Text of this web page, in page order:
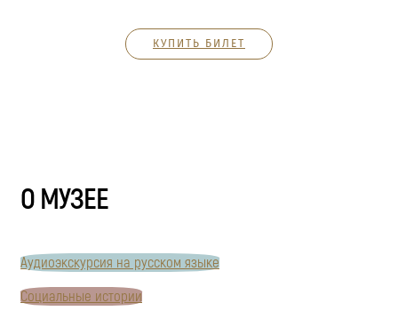
КУПИТЬ БИЛЕТ
О МУЗЕЕ
Аудиоэкскурсия на русском языке
Социальные истории